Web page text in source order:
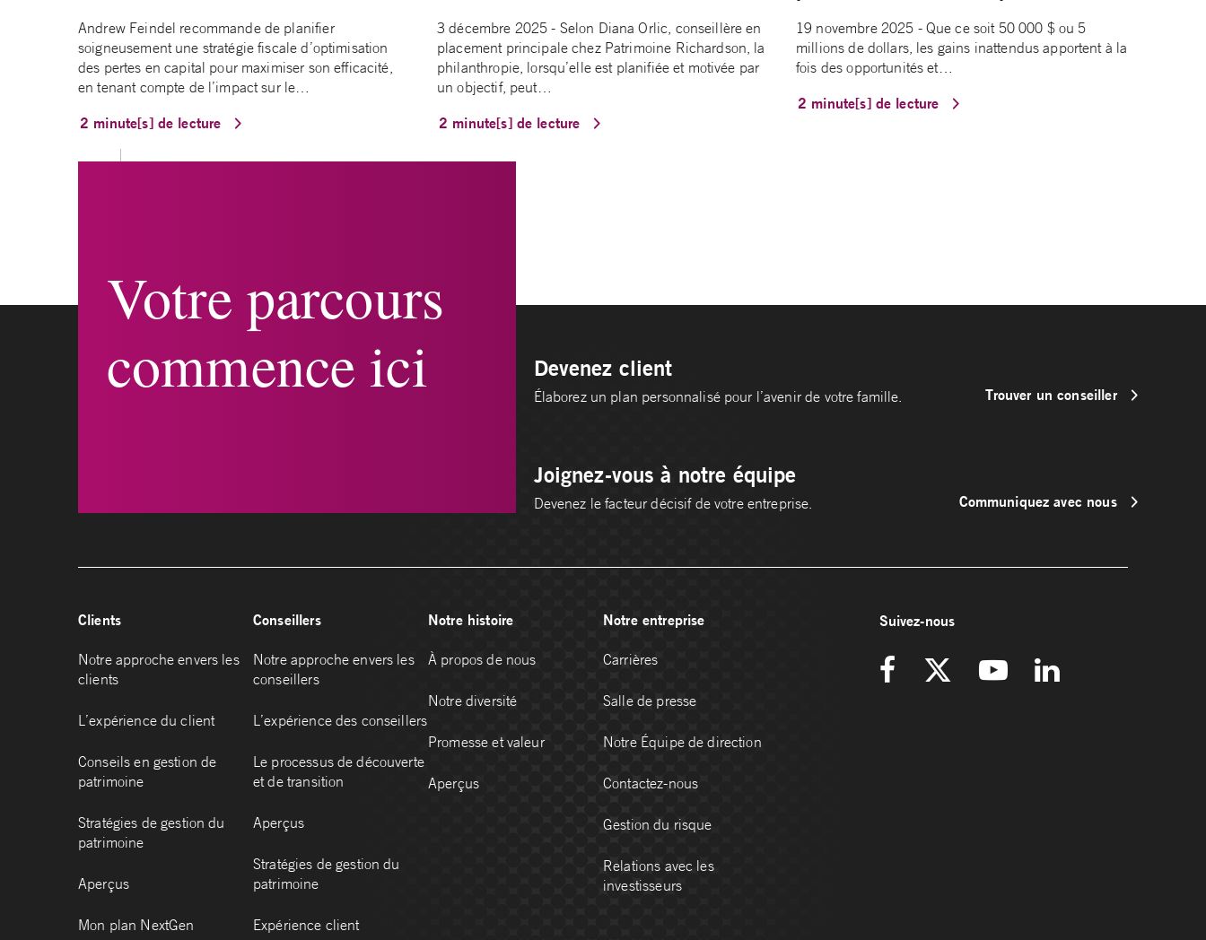
Andrew Feindel recommande de planifier
soigneusement une stratégie fiscale d’optimisation
des pertes en capital pour maximiser son efficacité,
en tenant compte de l’impact sur le…
2 minute[s] de lecture
3 décembre 2025 - Selon Diana Orlic, conseillère en
placement principale chez Patrimoine Richardson, la
philanthropie, lorsqu’elle est planifiée et motivée par
un objectif, peut…
2 minute[s] de lecture
19 novembre 2025 - Que ce soit 50 000 $ ou 5
millions de dollars, les gains inattendus apportent à la
fois des opportunités et…
2 minute[s] de lecture
Votre parcours
commence ici
Devenez client
Élaborez un plan personnalisé pour l’avenir de votre famille. Trouver un conseiller
Joignez-vous à notre équipe
Devenez le facteur décisif de votre entreprise. Communiquez avec nous
Clients
Notre approche envers les
clients
L’expérience du client
Conseils en gestion de
patrimoine
Stratégies de gestion du
patrimoine
Aperçus
Mon plan NextGen
Conseillers
Notre approche envers les
conseillers
L’expérience des conseillers
Le processus de découverte
et de transition
Aperçus
Stratégies de gestion du
patrimoine
Expérience client
Notre histoire
À propos de nous
Notre diversité
Promesse et valeur
Aperçus
Notre entreprise
Carrières
Salle de presse
Notre Équipe de direction
Contactez-nous
Gestion du risque
Relations avec les
investisseurs
Suivez-nous